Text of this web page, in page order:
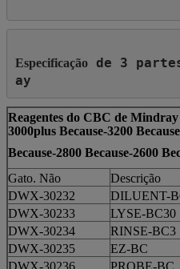
Especificação de 3
ay
Reagentes do CBC de Mindray
3000plus Because-3200
Because-2800 Because-2600
Gato. Não
Descrição
DWX-30232
DILUENT-
DWX-30233
LYSE-BC30
DWX-30234
RINSE-BC3
DWX-30235
EZ-BC
DWX-30236
PROBE-BC